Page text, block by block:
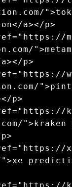
a></p>
p>
p>
">xe